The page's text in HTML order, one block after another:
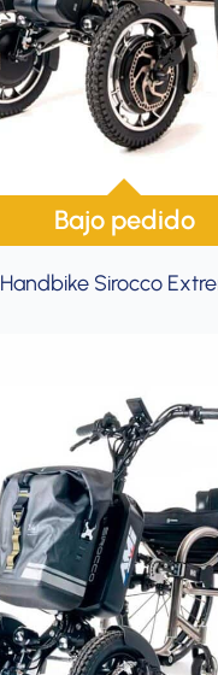
Bajo pedido
Handbike Sirocco